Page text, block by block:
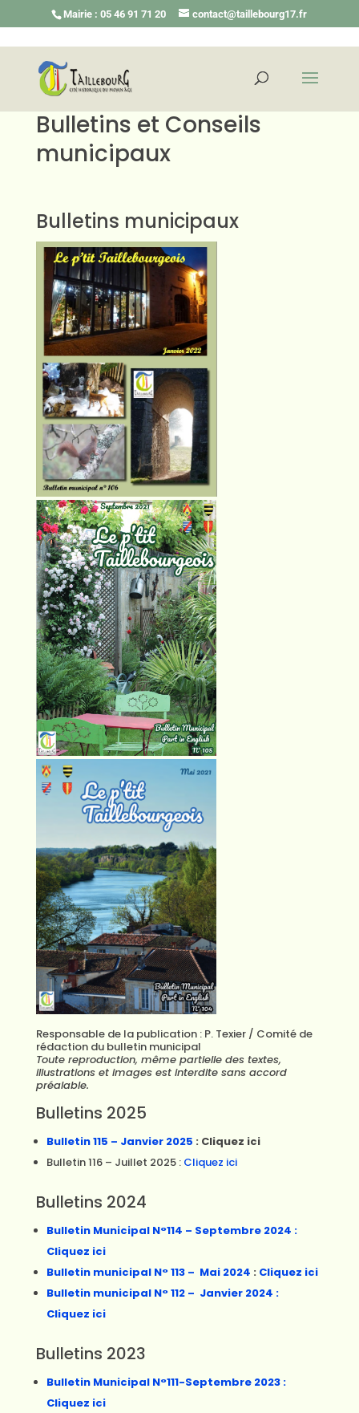
Mairie : 05 46 91 71 20 contact@taillebourg17.fr
Bulletins et Conseils
municipaux
Bulletins municipaux
Responsable de la publication : P. Texier / Comité de
rédaction du bulletin municipal
Toute reproduction, même partielle des textes,
illustrations et images est interdite sans accord
préalable.
Bulletins 2025
Bulletin 115 – Janvier 2025 : Cliquez ici
Bulletin 116 – Juillet 2025 : Cliquez ici
Bulletins 2024
Bulletin Municipal N°114 – Septembre 2024 :
Cliquez ici
Bulletin municipal N° 113 – Mai 2024 : Cliquez ici
Bulletin municipal N° 112 – Janvier 2024 :
Cliquez ici
Bulletins 2023
Bulletin Municipal N°111-Septembre 2023 :
Cliquez ici